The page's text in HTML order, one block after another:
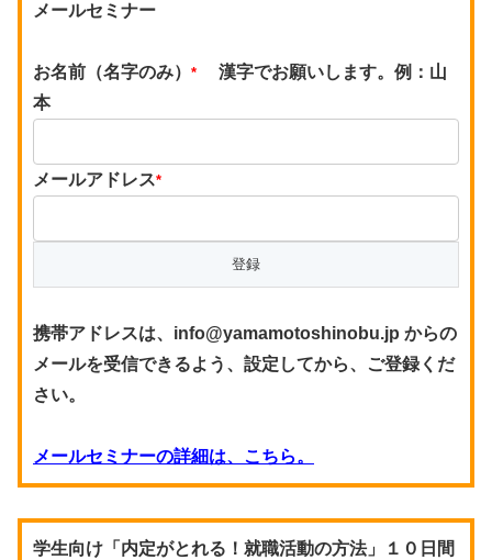
メールセミナー
お名前（名字のみ） *
漢字でお願いします。例：山
本
メールアドレス*
携帯アドレスは、info@yamamotoshinobu.jp からの
メールを受信できるよう、設定してから、ご登録くだ
さい。
メールセミナーの詳細は、こちら。
学生向け「内定がとれる！就職活動の方法」１０日間